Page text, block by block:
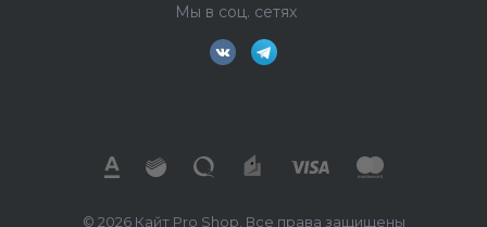
Мы в соц. сетях
© 2026 Кайт Pro Shop, Все права защищены